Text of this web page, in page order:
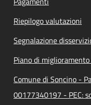
Riepilogo valutazioni
Segnalazione
Piano di
Comune di Soncino -
00177340197 - PEC: